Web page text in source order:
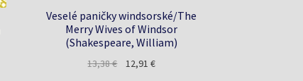
Veselé paničky windsorské/The
Merry Wives of Windsor
(Shakespeare, William)
13,38€
Pôvodná
12,91€Aktuálna